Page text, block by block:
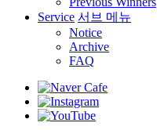
Service 서브 메뉴
Notice
Archive
FAQ